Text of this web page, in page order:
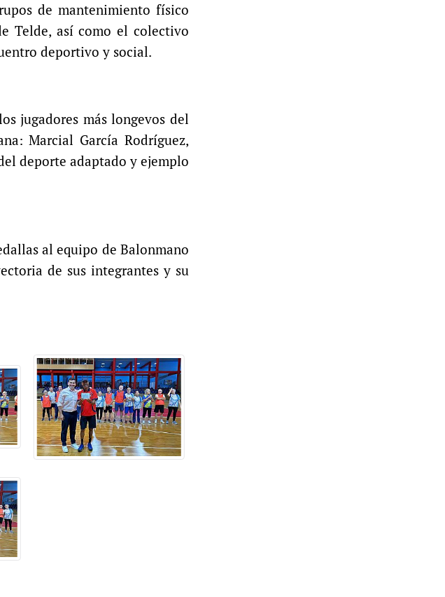
de mantenimiento físico
Telde, así como el colectivo
deportivo y social.
jugadores más longevos del
Marcial García Rodríguez,
deporte adaptado y ejemplo
al equipo de Balonmano
de sus integrantes y su